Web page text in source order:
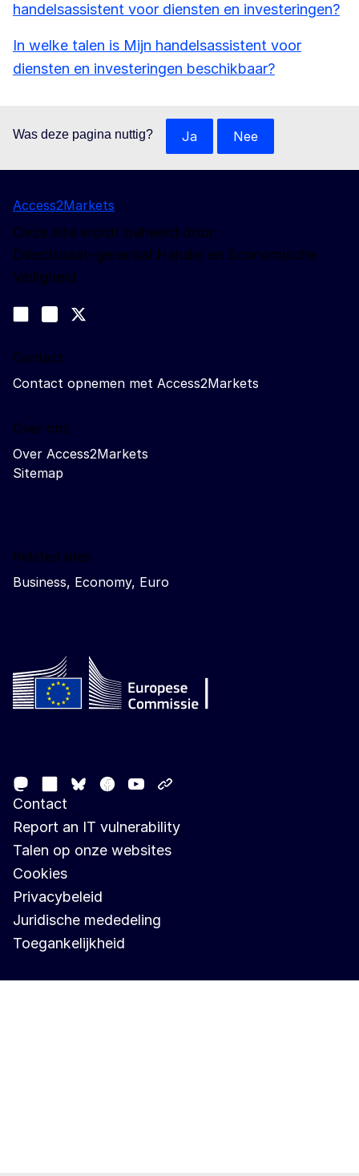
handelsassistent voor diensten en investeringen?
In welke talen is Mijn handelsassistent voor
diensten en investeringen beschikbaar?
Was deze pagina nuttig? Ja Nee
Access2Markets
Deze site wordt beheerd door:
Directoraat-generaal Handel en Economische
Veiligheid
Join us on LinkedIn
Trade-Off podcast
Contact
Contact opnemen met Access2Markets
Over ons
Over Access2Markets
Sitemap
Related sites
Business, Economy, Euro
MastodonLinkedIn
Bluesky
Facebook
Youtube
Contact
Report an IT vulnerability
Talen op onze websites
Cookies
Privacybeleid
Juridische mededeling
Toegankelijkheid